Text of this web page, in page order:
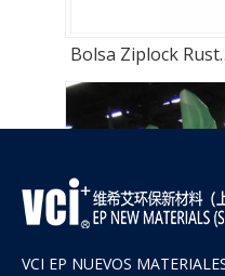
Bolsa
Bolsa Ziplock
VCI EP NUEVOS